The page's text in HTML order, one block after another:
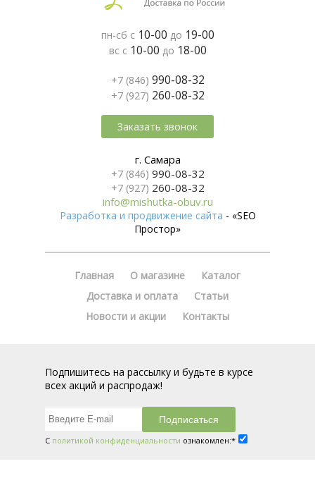
пн-сб с 10-00 до 19-00
вс с 10-00 до 18-00
+7 (846) 990-08-32
+7 (927) 260-08-32
Заказать звонок
г. Самара
+7 (846) 990-08-32
+7 (927) 260-08-32
info@mishutka-obuv.ru
Разработка и продвижение сайта - «SEO
Простор»
Главная О магазине
Каталог
Доставка и оплата
Статьи
Новости и акции
Контакты
Подпишитесь на рассылку и будьте в курсе
всех акций и распродаж!
С политикой конфиденциальности ознакомлен:*